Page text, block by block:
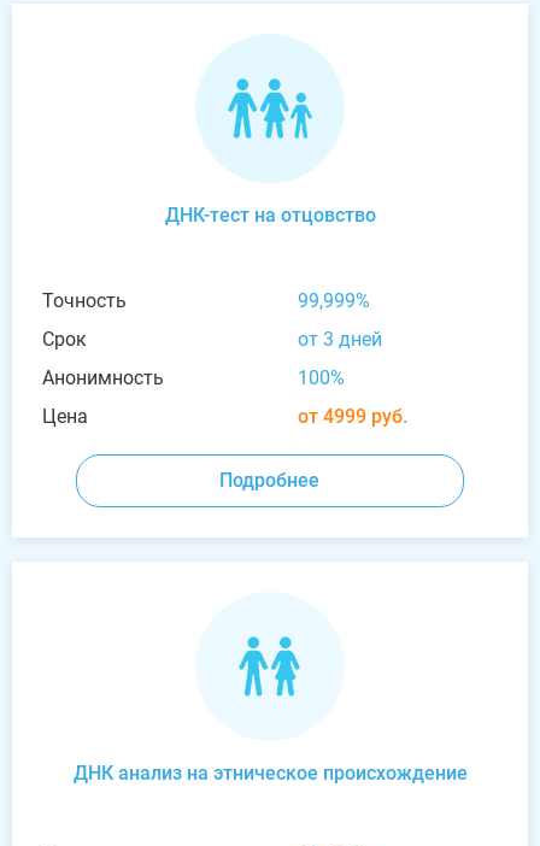
ДНК-тест на отцовство
Точность
99,999%
Срок
от 3 дней
Анонимность
100%
Цена
от 4999 руб.
Подробнее
ДНК анализ на этническое происхождение